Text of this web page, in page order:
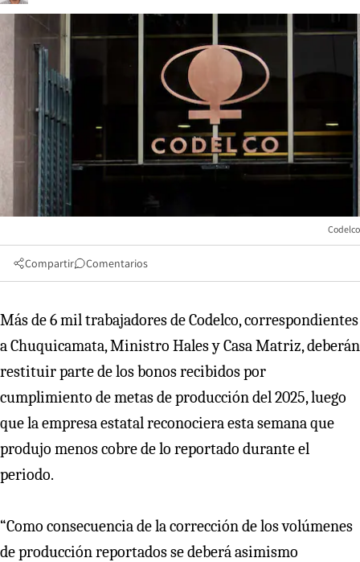
Codelco
Compartir Comentarios
Más de 6 mil trabajadores de Codelco, correspondientes
a Chuquicamata, Ministro Hales y Casa Matriz, deberán
restituir parte de los bonos recibidos por
cumplimiento de metas de producción del 2025, luego
que la empresa estatal reconociera esta semana que
produjo menos cobre de lo reportado durante el
periodo.
“Como consecuencia de la corrección de los volúmenes
de producción reportados se deberá asimismo